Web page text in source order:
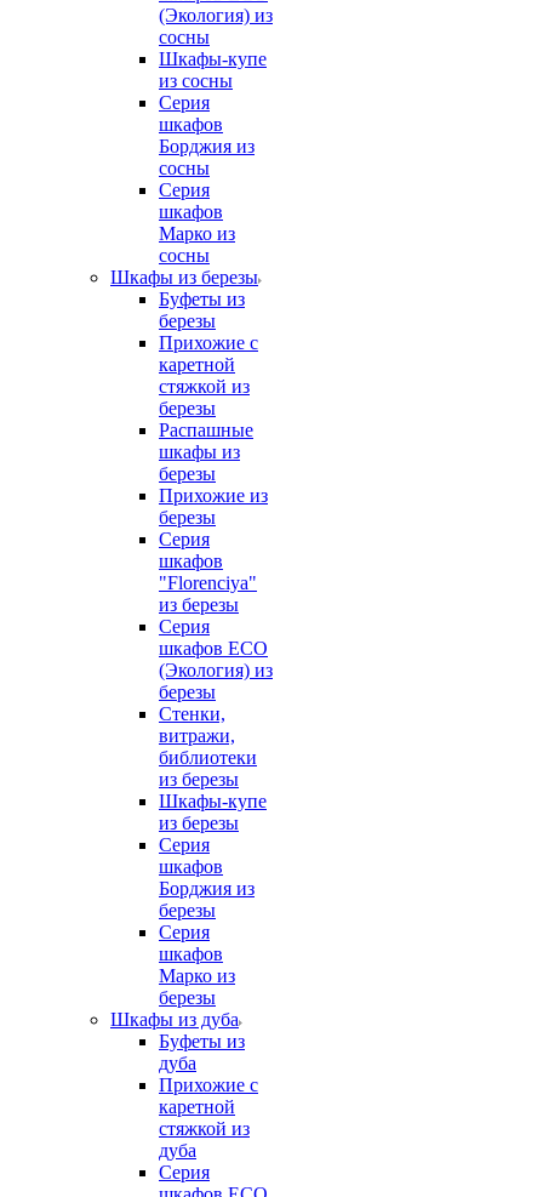
(Экология) из
сосны
Шкафы-купе
из сосны
Серия
шкафов
Борджия из
сосны
Серия
шкафов
Марко из
сосны
Шкафы из березы
Буфеты из
березы
Прихожие с
каретной
стяжкой из
березы
Распашные
шкафы из
березы
Прихожие из
березы
Серия
шкафов
"Florenciya"
из березы
Серия
шкафов ECO
(Экология) из
березы
Стенки,
витражи,
библиотеки
из березы
Шкафы-купе
из березы
Серия
шкафов
Борджия из
березы
Серия
шкафов
Марко из
березы
Шкафы из дуба
Буфеты из
дуба
Прихожие с
каретной
стяжкой из
дуба
Серия